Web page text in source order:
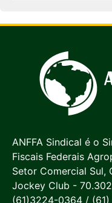
ANFFA Sindical é o
Fiscais Federais
Setor Comercial Sul,
Jockey Club -
(61)3224-0364 /